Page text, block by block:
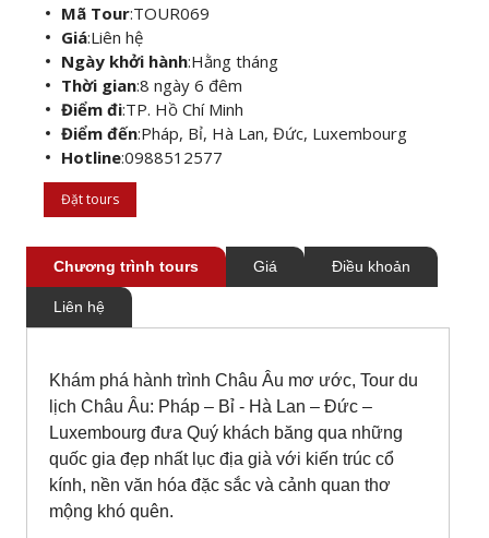
Mã Tour:TOUR069
Giá:Liên hệ
Ngày khởi hành:Hằng tháng
Thời gian:8 ngày 6 đêm
Điểm đi:TP. Hồ Chí Minh
Điểm đến:Pháp, Bỉ, Hà Lan, Đức, Luxembourg
Hotline:0988512577
Đặt tours
Chương trình tours Giá Điều khoản
Liên hệ
Khám phá hành trình Châu Âu mơ ước, Tour du
lịch Châu Âu: Pháp – Bỉ - Hà Lan – Đức –
Luxembourg đưa Quý khách băng qua những
quốc gia đẹp nhất lục địa già với kiến trúc cổ
kính, nền văn hóa đặc sắc và cảnh quan thơ
mộng khó quên.